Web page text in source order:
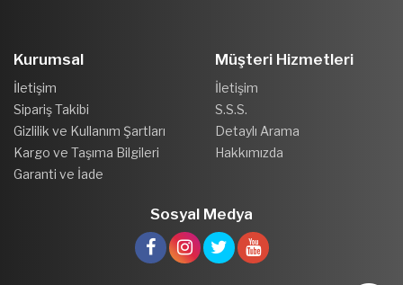
Kurumsal
İletişim
Sipariş Takibi
Gizlilik ve Kullanım Şartları
Kargo ve Taşıma Bilgileri
Garanti ve İade
Müşteri Hizmetleri
İletişim
S.S.S.
Detaylı Arama
Hakkımızda
Sosyal Medya